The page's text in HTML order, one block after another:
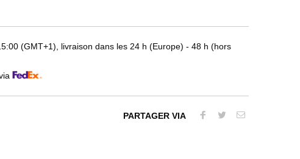
(GMT+1), livraison dans les 24 h (Europe) - 48 h (hors
PARTAGER VIA